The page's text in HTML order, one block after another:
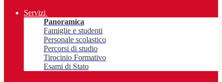
Servizi
Panoramica
Famiglie e studenti
Personale scolastico
Percorsi di studio
Tirocinio Formativo
Esami di Stato